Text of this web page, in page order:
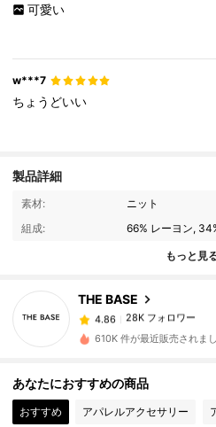
可愛い
w***7
ちょうどいい
製品詳細
素材:
ニット
組成:
66% レーヨン,
もっと見
THE BASE
28K フォロワー
28K フォロワー
4.86 28K フォロワー
610K 件が最近販売されま
あなたにおすすめの商品
おすすめ アパレルアクセサリー